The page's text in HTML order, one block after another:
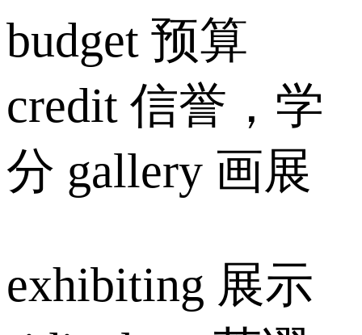
budget 预算
credit 信誉，学
分 gallery 画展
exhibiting 展示